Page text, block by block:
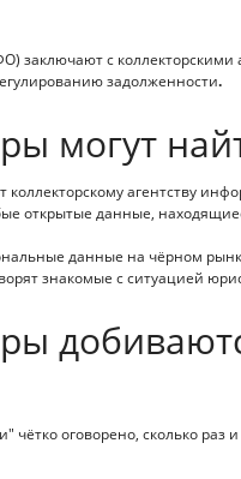
с коллекторскими
задолженности.
могут
агентству
открытые данные,
данные на чёрном
знакомые с ситуацией
чётко оговорено, сколько раз